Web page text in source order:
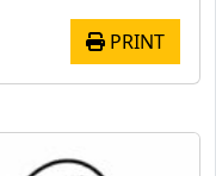
PRINT